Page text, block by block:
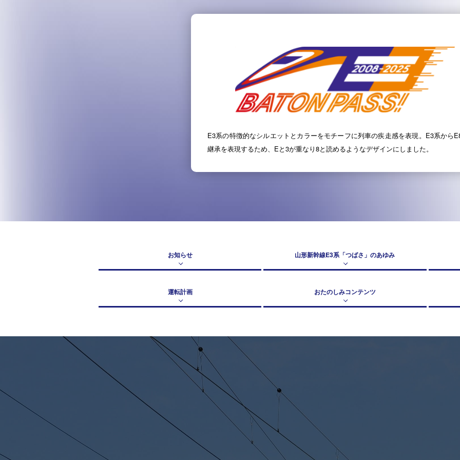
E3系の特徴的なシルエットとカラーをモチーフに列車の疾走感を表現。E3系から
継承を表現するため、Eと3が重なり8と読めるようなデザインにしました。
お知らせ 山形新幹線E3系「つばさ」のあゆみ
運転計画 おたのしみコンテンツ